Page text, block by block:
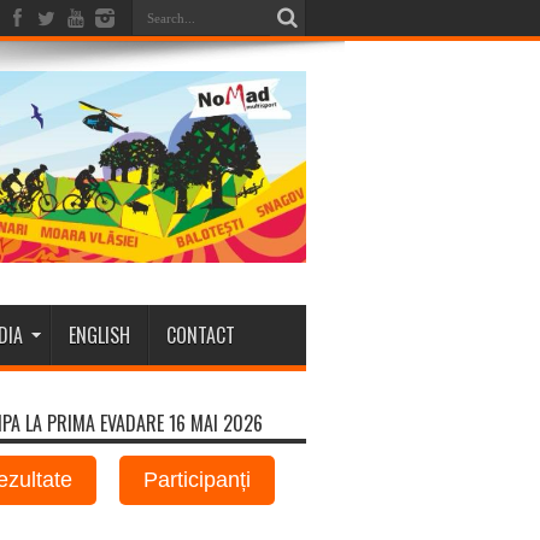
ENGLISH CONTACT
LA PRIMA EVADARE 16 MAI 2026
Participanți